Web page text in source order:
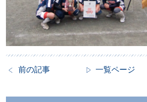
前の記事 一覧ページ